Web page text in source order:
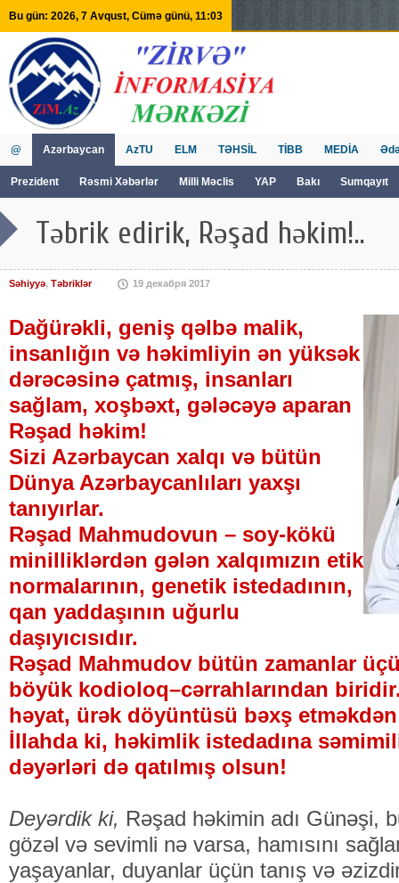
Bu gün: 2026, 7 Avqust, Cümə günü, 11:03
@ Azərbaycan
Prezident Rəsmi Xəbərlər Milli Məclis YAP Bakı Sumqayıt
AzTU ELM TƏHSİL TİBB MEDİA
Təbrik edirik, Rəşad həkim!..
Səhiyyə, Təbriklər 19 декабря 2017
Dağürəkli, geniş qəlbə malik,
insanlığın və həkimliyin ən yüksək
dərəcəsinə çatmış, insanları
sağlam, xoşbəxt, gələcəyə aparan
Rəşad həkim!
Sizi Azərbaycan xalqı və bütün
Dünya Azərbaycanlıları yaxşı
tanıyırlar.
Rəşad Mahmudovun – soy-kökü
minilliklərdən gələn xalqımızın etik
normalarının, genetik istedadının,
qan yaddaşının uğurlu
daşıyıcısıdır.
Rəşad Mahmudov bütün zamanlar
böyük kodioloq–cərrahlarından
həyat, ürək döyüntüsü bəxş
İllahda ki, həkimlik istedadına
dəyərləri də qatılmış olsun!
Deyərdik ki, Rəşad həkimin adı Günəşi,
gözəl və sevimli nə varsa, hamısını
yaşayanlar, duyanlar üçün tanış və